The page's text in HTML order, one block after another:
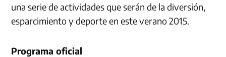
una serie de actividades que serán de la diversión,
esparcimiento y deporte en este verano 2015.
Programa oficial